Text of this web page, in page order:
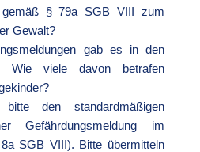
gemäß § 79a SGB VIII zum
Gewalt?
gab es in den
Wie viele davon betrafen
den standardmäßigen
Gefährdungsmeldung im
SGB VIII). Bitte übermitteln